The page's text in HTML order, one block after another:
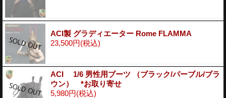
ACI製 グラディエーター Rome FLAMMA
23,500円(税込)
ACI 1/6 男性用ブーツ （ブラック/パーブル/ブラ
ウン） *お取り寄せ
5,980円(税込)